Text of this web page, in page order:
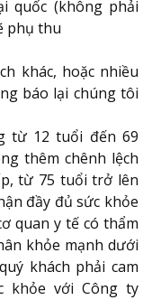
quốc (không phải
phụ thu
khác, hoặc nhiều
báo lại chúng tôi
từ 12 tuổi đến 69
thêm chênh lệch
từ 75 tuổi trở lên
đầy đủ sức khỏe
quan y tế có thẩm
khỏe mạnh dưới
khách phải cam
khỏe với Công ty